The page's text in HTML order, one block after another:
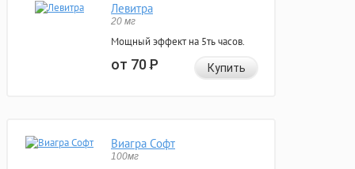
Левитра
20 мг
Мощный эффект на 5ть часов.
от 70Р Купить
Виагра Софт
100мг